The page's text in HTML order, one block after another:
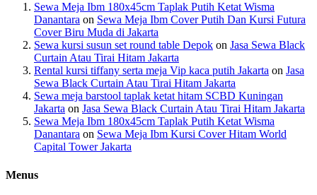
Sewa Meja Ibm 180x45cm Taplak Putih Ketat Wisma
Danantara on Sewa Meja Ibm Cover Putih Dan Kursi Futura
Cover Biru Muda di Jakarta
Sewa kursi susun set round table Depok on Jasa Sewa Black
Curtain Atau Tirai Hitam Jakarta
Rental kursi tiffany serta meja Vip kaca putih Jakarta on Jasa
Sewa Black Curtain Atau Tirai Hitam Jakarta
Sewa meja barstool taplak ketat hitam SCBD Kuningan
Jakarta on Jasa Sewa Black Curtain Atau Tirai Hitam Jakarta
Sewa Meja Ibm 180x45cm Taplak Putih Ketat Wisma
Danantara on Sewa Meja Ibm Kursi Cover Hitam World
Capital Tower Jakarta
Menus